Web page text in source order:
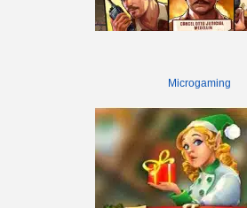
Microgaming